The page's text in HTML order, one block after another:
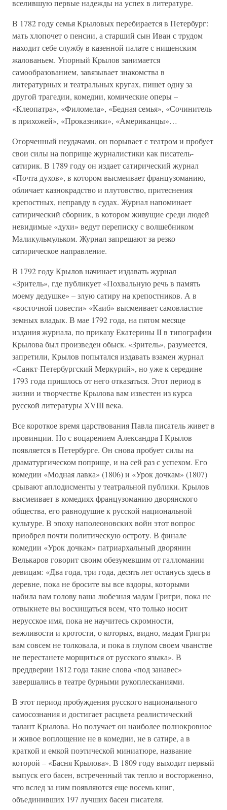
вселившую первые надежды на успех в литературе.
В 1782 году семья Крыловых перебирается в Петербург:
мать хлопочет о пенсии, а старший сын Иван с трудом
находит себе службу в казенной палате с нищенским
жалованьем. Упорный Крылов занимается
самообразованием, завязывает знакомства в
литературных и театральных кругах, пишет одну за
другой трагедии, комедии, комические оперы –
«Клеопатра», «Филомела», «Бедная семья», «Сочинитель
в прихожей», «Проказники», «Американцы»…
Огорченный неудачами, он порывает с театром и пробует
свои силы на поприще журналистики как писатель-
сатирик. В 1789 году он издает сатирический журнал
«Почта духов», в котором высмеивает французоманию,
обличает казнокрадство и плутовство, притеснения
крепостных, неправду в судах. Журнал напоминает
сатирический сборник, в котором живущие среди людей
невидимые «духи» ведут переписку с волшебником
Маликульмульком. Журнал запрещают за резко
сатирическое направление.
В 1792 году Крылов начинает издавать журнал
«Зритель», где публикует «Похвальную речь в память
моему дедушке» – злую сатиру на крепостников. А в
«восточной повести» «Каиб» высмеивает самовластие
земных владык. В мае 1792 года, на пятом месяце
издания журнала, по приказу Екатерины II в типографии
Крылова был произведен обыск. «Зритель», разумеется,
запретили, Крылов попытался издавать взамен журнал
«Санкт-Петербургский Меркурий», но уже к середине
1793 года пришлось от него отказаться. Этот период в
жизни и творчестве Крылова вам известен из курса
русской литературы XVIII века.
Все короткое время царствования Павла писатель живет в
провинции. Но с воцарением Александра I Крылов
появляется в Петербурге. Он снова пробует силы на
драматургическом поприще, и на сей раз с успехом. Его
комедии «Модная лавка» (1806) и «Урок дочкам» (1807)
срывают аплодисменты у театральной публики. Крылов
высмеивает в комедиях французоманию дворянского
общества, его равнодушие к русской национальной
культуре. В эпоху наполеоновских войн этот вопрос
приобрел почти политическую остроту. В финале
комедии «Урок дочкам» патриархальный дворянин
Велькаров говорит своим обезумевшим от галломании
девицам: «Два года, три года, десять лет останусь здесь в
деревне, пока не бросите вы все вздоры, которыми
набила вам голову ваша любезная мадам Григри, пока не
отвыкнете вы восхищаться всем, что только носит
нерусское имя, пока не научитесь скромности,
вежливости и кротости, о которых, видно, мадам Григри
вам совсем не толковала, и пока в глупом своем чванстве
не перестанете морщиться от русского языка». В
преддверии 1812 года такие слова «под занавес»
завершались в театре бурными рукоплесканиями.
В этот период пробуждения русского национального
самосознания и достигает расцвета реалистический
талант Крылова. Но получает он наиболее полнокровное
и живое воплощение не в комедии, не в сатире, а в
краткой и емкой поэтической миниатюре, название
которой – «Басня Крылова». В 1809 году выходит первый
выпуск его басен, встреченный так тепло и восторженно,
что вслед за ним появляются еще восемь книг,
объединивших 197 лучших басен писателя.